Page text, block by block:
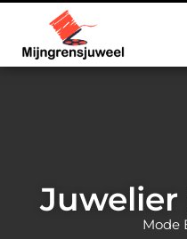
Mode